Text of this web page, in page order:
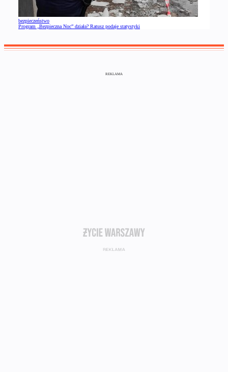
bezpieczeństwo
Program „Bezpieczna Noc” działa? Ratusz podaje statystyki
REKLAMA